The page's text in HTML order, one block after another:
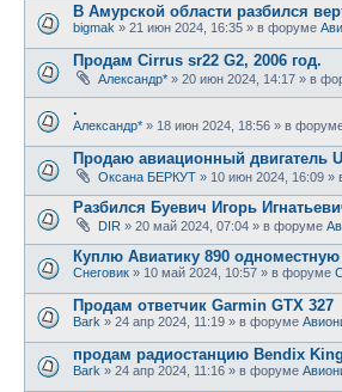
В Амурской области разбился
bigmak » 21 июн 2024, 16:35 » в форуме
Продам Cirrus sr22 G2, 2006 год.
Александр* » 20 июн 2024, 14:17 » в
.
Александр* » 18 июн 2024, 18:56 » в
Продаю авиационный двигатель
Оксана БЕРКУТ » 10 июн 2024, 16:09 »
Разбился Буевич Игорь
DIR » 20 май 2024, 07:04 » в форуме
Куплю Авиатику 890 одноместную
Снеговик » 10 май 2024, 10:57 » в форуме
Продам ответчик Garmin GTX 327
Bark » 24 апр 2024, 11:19 » в форуме
продам радиостанцию Bendix
Bark » 24 апр 2024, 11:16 » в форуме